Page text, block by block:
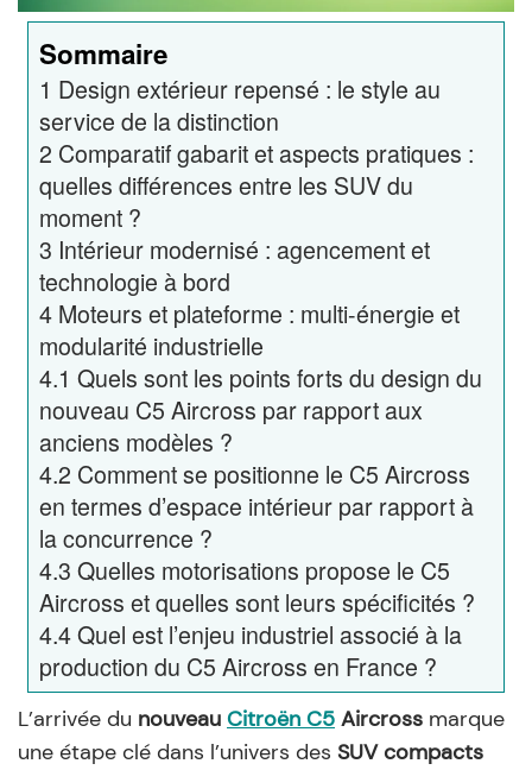
Sommaire
1 Design extérieur repensé : le style au
service de la distinction
2 Comparatif gabarit et aspects pratiques :
quelles différences entre les SUV du
moment ?
3 Intérieur modernisé : agencement et
technologie à bord
4 Moteurs et plateforme : multi-énergie et
modularité industrielle
4.1 Quels sont les points forts du design du
nouveau C5 Aircross par rapport aux
anciens modèles ?
4.2 Comment se positionne le C5 Aircross
en termes d’espace intérieur par rapport à
la concurrence ?
4.3 Quelles motorisations propose le C5
Aircross et quelles sont leurs spécificités ?
4.4Quel est l’enjeu industriel associé à la
production du C5 Aircross en France ?
L’arrivée du nouveau Citroën C5 Aircross marque
une étape clé dans l’univers des SUV compacts